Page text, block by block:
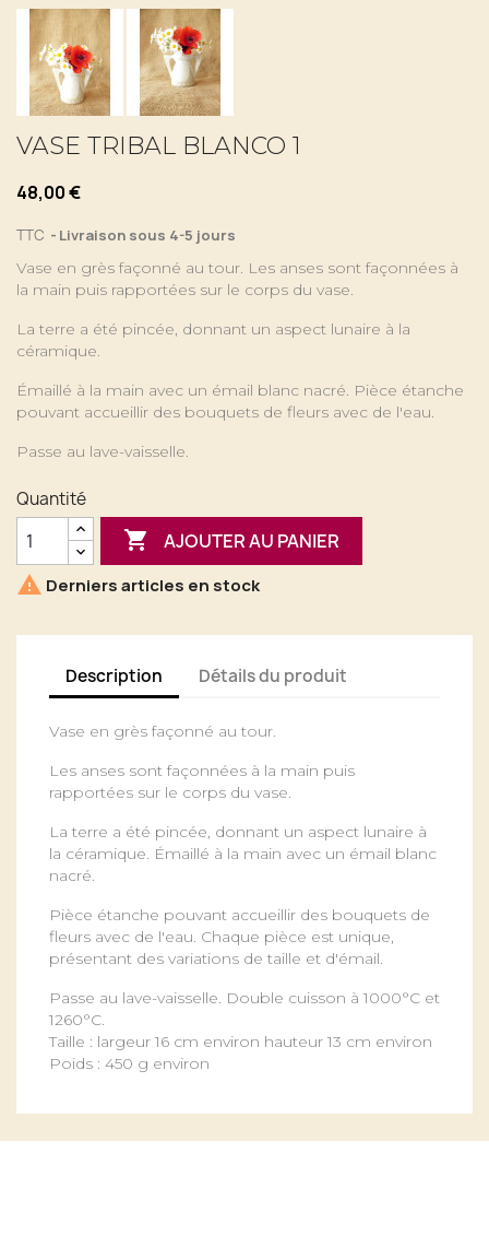
VASE TRIBAL BLANCO 1
48,00 €
TTC
Livraison sous 4-5 jours
Vase en grès façonné au tour. Les anses sont façonnées à
la main puis rapportées sur le corps du vase.
La terre a été pincée, donnant un aspect lunaire à la
céramique.
Émaillé à la main avec un émail blanc nacré. Pièce étanche
pouvant accueillir des bouquets de fleurs avec de l'eau.
Passe au lave-vaisselle.
Quantité
 AJOUTER AU PANIER
 Derniers articles en stock
Description Détails du produit
Vase en grès façonné au tour.
Les anses sont façonnées à la main puis
rapportées sur le corps du vase.
La terre a été pincée, donnant un aspect lunaire à
la céramique. Émaillé à la main avec un émail blanc
nacré.
Pièce étanche pouvant accueillir des bouquets de
fleurs avec de l'eau. Chaque pièce est unique,
présentant des variations de taille et d'émail.
Passe au lave-vaisselle. Double cuisson à 1000°C et
1260°C.
Taille : largeur 16 cm environ hauteur 13 cm environ
Poids : 450 g environ